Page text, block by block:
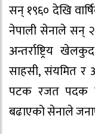
सन् १९६० देखि
नेपाली सेनाले सन्
अन्तर्राष्ट्रिय
साहसी, संयमित र
पटक रजत पदक
बढाएको सेनाले